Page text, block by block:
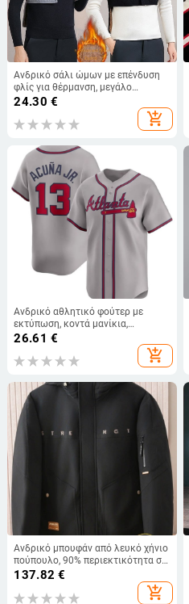
Ανδρικό σάλι ώμων με επένδυση
φλίς για θέρμανση, μεγάλο
μέγεθος, για λαιμό και μέση,
24.30 €
add_shopping_cart
Ανδρικό αθλητικό φούτερ με
εκτύπωση, κοντά μανίκια,
στρογγυλή λαιμόκοψη, ελαφρώς
χαλαρή γραμμή, μίγμα βαμβακιού-
πολυεστέρα (90% πολυεστέρας)
26.61 €
add_shopping_cart
Ανδρικό μπουφάν από λευκό χήνιο
πούπουλο, 90% περιεκτικότητα σε
πούπουλο, ανεμοφρακτικό για τον
χειμώνα, με κουκούλα, φερμουάρ,
μοντέλο 4Y106
137.82 €
add_shopping_cart